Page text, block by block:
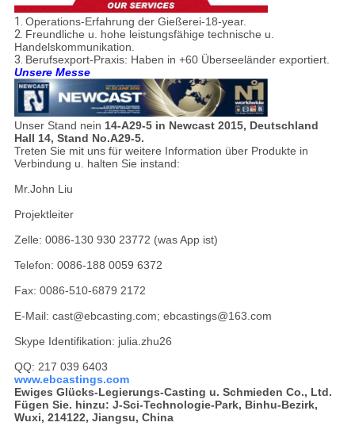
1. Operations-Erfahrung der Gießerei-18-year.
2. Freundliche u. hohe leistungsfähige technische u.
Handelskommunikation.
3. Berufsexport-Praxis: Haben in +60 Überseeländer exportiert.
Unsere Messe
Unser Stand nein 14-A29-5 in Newcast 2015, Deutschland
Hall 14, Stand No.A29-5.
Treten Sie mit uns für weitere Information über Produkte in
Verbindung u. halten Sie instand:
Mr.John Liu
Projektleiter
Zelle: 0086-130 930 23772 (was App ist)
Telefon: 0086-188 0059 6372
Fax: 0086-510-6879 2172
E-Mail: cast@ebcasting.com; ebcastings@163.com
Skype Identifikation: julia.zhu26
QQ: 217 039 6403
www.ebcastings.com
Ewiges Glücks-Legierungs-Casting u. Schmieden Co., Ltd.
Fügen Sie. hinzu: J-Sci-Technologie-Park, Binhu-Bezirk,
Wuxi, 214122, Jiangsu, China